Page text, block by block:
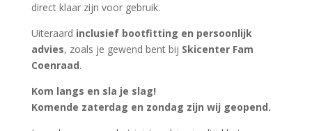
direct klaar zijn voor gebruik.
Uiteraard inclusief bootfitting en persoonlijk
advies, zoals je gewend bent bij Skicenter Fam
Coenraad.
Kom langs en sla je slag!
Komende zaterdag en zondag zijn wij geopend.